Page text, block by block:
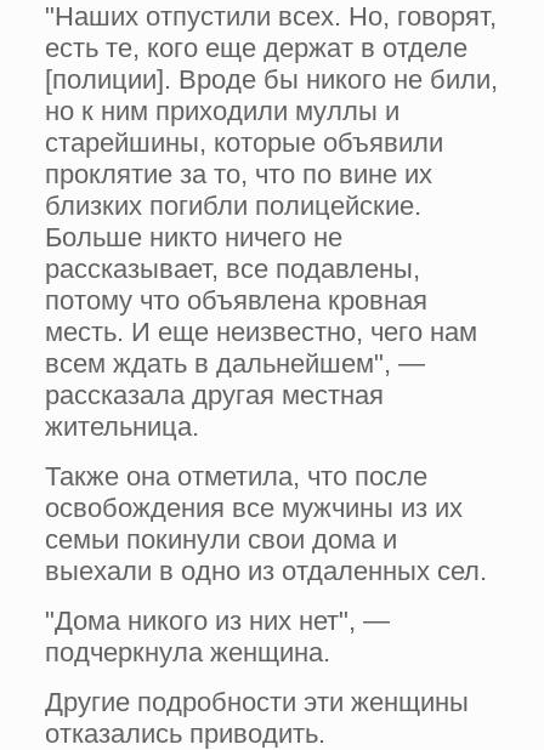
"Наших отпустили всех. Но, говорят,
есть те, кого еще держат в отделе
[полиции]. Вроде бы никого не били,
но к ним приходили муллы и
старейшины, которые объявили
проклятие за то, что по вине их
близких погибли полицейские.
Больше никто ничего не
рассказывает, все подавлены,
потому что объявлена кровная
месть. И еще неизвестно, чего нам
всем ждать в дальнейшем", —
рассказала другая местная
жительница.
Также она отметила, что после
освобождения все мужчины из их
семьи покинули свои дома и
выехали в одно из отдаленных сел.
"Дома никого из них нет", —
подчеркнула женщина.
Другие подробности эти женщины
отказались приводить.